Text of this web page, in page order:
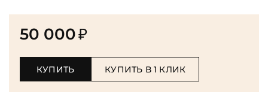
50 000₽
КУПИТЬ КУПИТЬ В 1 КЛИК